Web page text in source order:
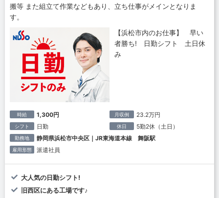
搬等 また組立て作業などもあり、立ち仕事がメインとなりま
す。
【浜松市内のお仕事】 早い
者勝ち! 日勤シフト 土日休
み
時給 1,300円 月収例 23.2万円
シフト 日勤 休日 5勤2休（土日）
勤務地 静岡県浜松市中央区｜JR東海道本線 舞阪駅
雇用形態 派遣社員
大人気の日勤シフト!
旧西区にある工場です♪